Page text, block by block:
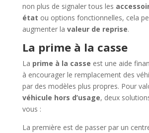
non plus de signaler tous les
état ou options fonctionnelles, cela
augmenter la valeur de reprise.
La prime à la casse
La prime à la casse est une aide
à encourager le remplacement des
par des modèles plus propres. Pour
véhicule hors d’usage, deux
vous :
La première est de passer par un